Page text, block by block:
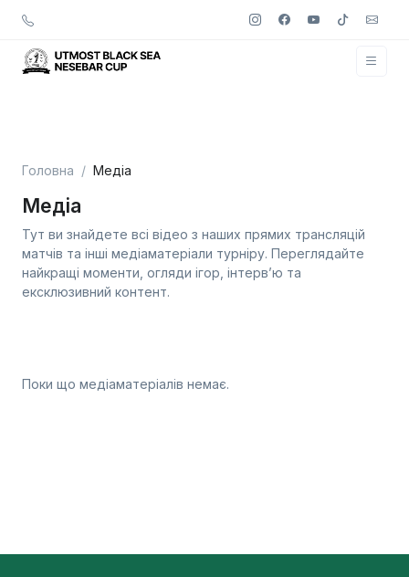
Головна Медіа
Медіа
Тут ви знайдете всі відео з наших прямих трансляцій
матчів та інші медіаматеріали турніру. Переглядайте
найкращі моменти, огляди ігор, інтерв’ю та
ексклюзивний контент.
Поки що медіаматеріалів немає.